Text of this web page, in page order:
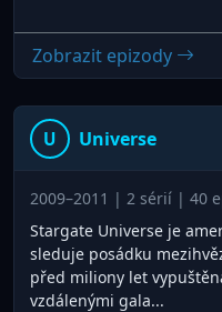
Zobrazit epizody
U Universe
2009–2011 | 2 sérií | 40
Stargate Universe je
sleduje posádku
před miliony let
vzdálenými gala...